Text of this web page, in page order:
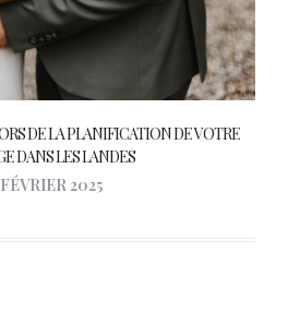
DE LA PLANIFICATION DE VOTRE
DANS LES LANDES
FÉVRIER 2025